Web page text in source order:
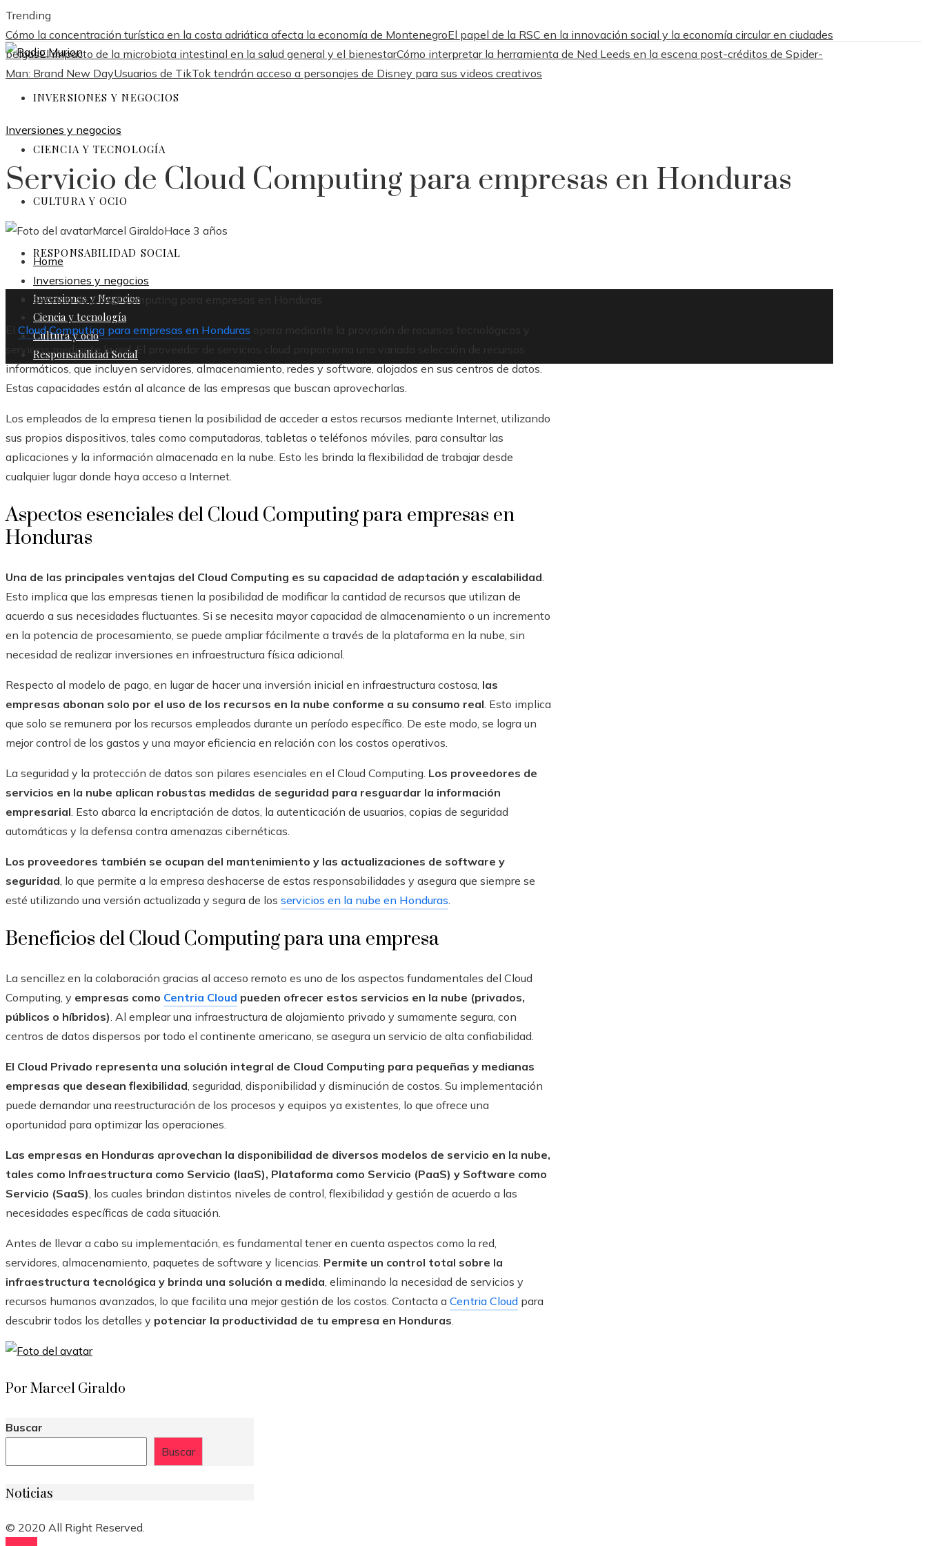
Trending
Cómo la concentración turística en la costa adriática afecta la economía de MontenegroEl papel de la RSC en la innovación social y la economía circular en ciudades
belgasEl impacto de la microbiota intestinal en la salud general y el bienestarCómo interpretar la herramienta de Ned Leeds en la escena post-créditos de Spider-
Man: Brand New DayUsuarios de TikTok tendrán acceso a personajes de Disney para sus videos creativos
INVERSIONES Y NEGOCIOS
CIENCIA Y TECNOLOGÍA
CULTURA Y OCIO
RESPONSABILIDAD SOCIAL
Inversiones y Negocios
Ciencia y tecnología
Cultura y ocio
Responsabilidad Social
Inversiones y negocios
Servicio de Cloud Computing para empresas en Honduras
Marcel GiraldoHace 3 años
Home
Inversiones y negocios
Servicio de Cloud Computing para empresas en Honduras
El Cloud Computing para empresas en Honduras opera mediante la provisión de recursos tecnológicos y
servicios mediante la red. El proveedor de servicios cloud proporciona una variada selección de recursos
informáticos, que incluyen servidores, almacenamiento, redes y software, alojados en sus centros de datos.
Estas capacidades están al alcance de las empresas que buscan aprovecharlas.
Los empleados de la empresa tienen la posibilidad de acceder a estos recursos mediante Internet, utilizando
sus propios dispositivos, tales como computadoras, tabletas o teléfonos móviles, para consultar las
aplicaciones y la información almacenada en la nube. Esto les brinda la flexibilidad de trabajar desde
cualquier lugar donde haya acceso a Internet.
Aspectos esenciales del Cloud Computing para empresas en
Honduras
Una de las principales ventajas del Cloud Computing es su capacidad de adaptación y escalabilidad.
Esto implica que las empresas tienen la posibilidad de modificar la cantidad de recursos que utilizan de
acuerdo a sus necesidades fluctuantes. Si se necesita mayor capacidad de almacenamiento o un incremento
en la potencia de procesamiento, se puede ampliar fácilmente a través de la plataforma en la nube, sin
necesidad de realizar inversiones en infraestructura física adicional.
Respecto al modelo de pago, en lugar de hacer una inversión inicial en infraestructura costosa, las
empresas abonan solo por el uso de los recursos en la nube conforme a su consumo real. Esto implica
que solo se remunera por los recursos empleados durante un período específico. De este modo, se logra un
mejor control de los gastos y una mayor eficiencia en relación con los costos operativos.
La seguridad y la protección de datos son pilares esenciales en el Cloud Computing. Los proveedores de
servicios en la nube aplican robustas medidas de seguridad para resguardar la información
empresarial. Esto abarca la encriptación de datos, la autenticación de usuarios, copias de seguridad
automáticas y la defensa contra amenazas cibernéticas.
Los proveedores también se ocupan del mantenimiento y las actualizaciones de software y
seguridad, lo que permite a la empresa deshacerse de estas responsabilidades y asegura que siempre se
esté utilizando una versión actualizada y segura de los servicios en la nube en Honduras.
Beneficios del Cloud Computing para una empresa
La sencillez en la colaboración gracias al acceso remoto es uno de los aspectos fundamentales del Cloud
Computing, y empresas como Centria Cloud pueden ofrecer estos servicios en la nube (privados,
públicos o híbridos). Al emplear una infraestructura de alojamiento privado y sumamente segura, con
centros de datos dispersos por todo el continente americano, se asegura un servicio de alta confiabilidad.
El Cloud Privado representa una solución integral de Cloud Computing para pequeñas y medianas
empresas que desean flexibilidad, seguridad, disponibilidad y disminución de costos. Su implementación
puede demandar una reestructuración de los procesos y equipos ya existentes, lo que ofrece una
oportunidad para optimizar las operaciones.
Las empresas en Honduras aprovechan la disponibilidad de diversos modelos de servicio en la nube,
tales como Infraestructura como Servicio (IaaS), Plataforma como Servicio (PaaS) y Software como
Servicio (SaaS), los cuales brindan distintos niveles de control, flexibilidad y gestión de acuerdo a las
necesidades específicas de cada situación.
Antes de llevar a cabo su implementación, es fundamental tener en cuenta aspectos como la red,
servidores, almacenamiento, paquetes de software y licencias. Permite un control total sobre la
infraestructura tecnológica y brinda una solución a medida, eliminando la necesidad de servicios y
recursos humanos avanzados, lo que facilita una mejor gestión de los costos. Contacta a Centria Cloud para
descubrir todos los detalles y potenciar la productividad de tu empresa en Honduras.
Por Marcel Giraldo
Buscar
Buscar
Noticias
© 2020 All Right Reserved.